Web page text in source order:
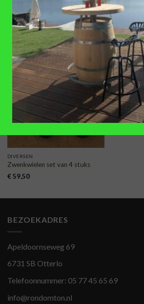
regentonverhoger (46,5-50cm)
150L
25,- €42,50
TOEVOEGEN
AAN
DIVERSEN
Zwenkwielen set van 4 stuks
€59,50
BEZOEKADRES
Apeldoornseweg 69
6731 SB Otterlo
Telefoonnummer: 05 77 45 65 69
info@rondomton.nl